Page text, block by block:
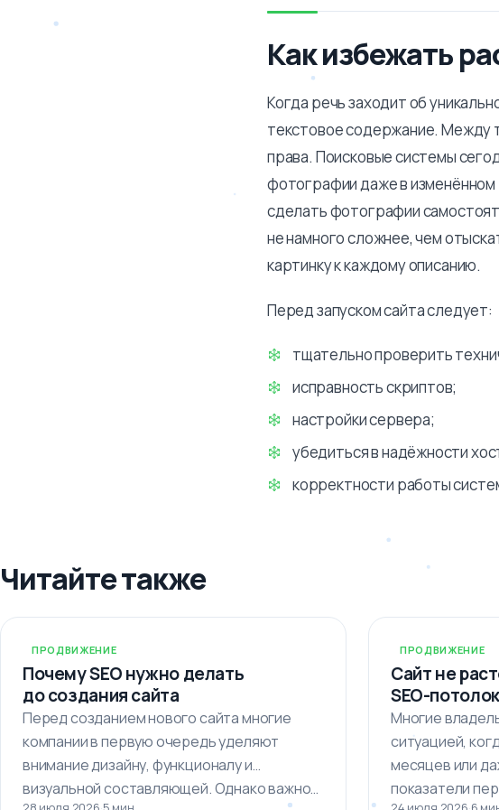
Как избежать
Когда речь заходит об
текстовое содержание. Между
права. Поисковые системы
фотографии даже в изменённом
сделать фотографии
не намного сложнее, чем
картинку к каждому описанию.
Перед запуском сайта следует:
тщательно проверить
исправность скриптов;
настройки сервера;
убедиться в надёжности
корректности работы
Читайте также
ПРОДВИЖЕНИЕ
Почему SEO нужно делать
до создания сайта
Перед созданием нового сайта многие
компании в первую очередь уделяют
внимание дизайну, функционалу и
визуальной составляющей. Однако важно…
ПРОДВИЖЕНИЕ
Сайт не
SEO-потолок
Многие
ситуацией,
месяцев или
показатели